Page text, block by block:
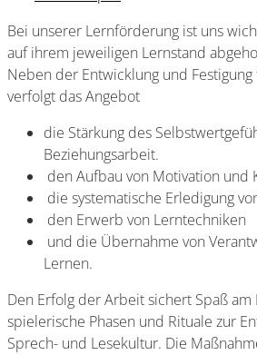
Bei unserer Lernförderung ist uns
auf ihrem jeweiligen Lernstand
Neben der Entwicklung und
verfolgt das Angebot
die Stärkung des
Beziehungsarbeit.
den Aufbau von Motivation und
die systematische Erledigung
den Erwerb von Lerntechniken
und die Übernahme von
Lernen.
Den Erfolg der Arbeit sichert Spaß
spielerische Phasen und Rituale zur
Sprech- und Lesekultur. Die